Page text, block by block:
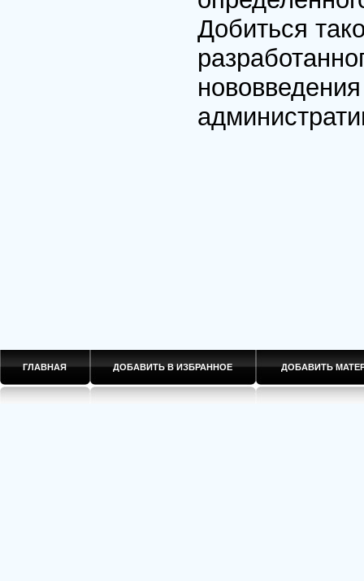
Добиться
ГЛАВНАЯ ДОБАВИТЬ В ИЗБРАННОЕ ДОБАВИТЬ